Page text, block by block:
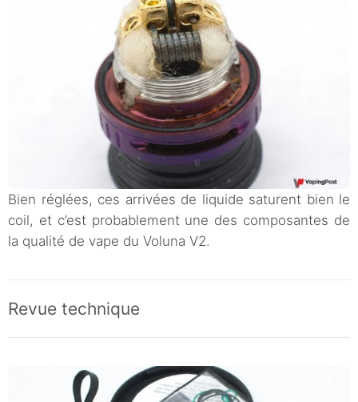
Bien réglées, ces arrivées de liquide saturent bien le
coil, et c’est probablement une des composantes de
la qualité de vape du Voluna V2.
Revue technique